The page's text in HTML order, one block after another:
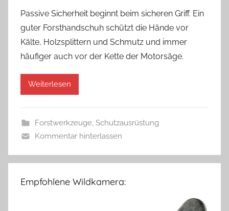
Passive Sicherheit beginnt beim sicheren Griff. Ein
guter Forsthandschuh schützt die Hände vor
Kälte, Holzsplittern und Schmutz und immer
häufiger auch vor der Kette der Motorsäge.
Weiterlesen
Forstwerkzeuge, Schutzausrüstung
Kommentar hinterlassen
Empfohlene Wildkamera: